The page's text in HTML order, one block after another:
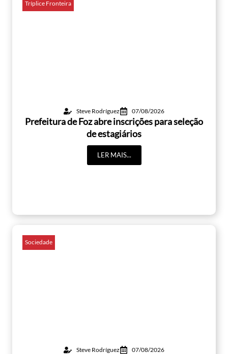
Tríplice Fronteira
Steve Rodríguez 07/08/2026
Prefeitura de Foz abre inscrições para seleção
de estagiários
LER MAIS...
Sociedade
Steve Rodríguez 07/08/2026